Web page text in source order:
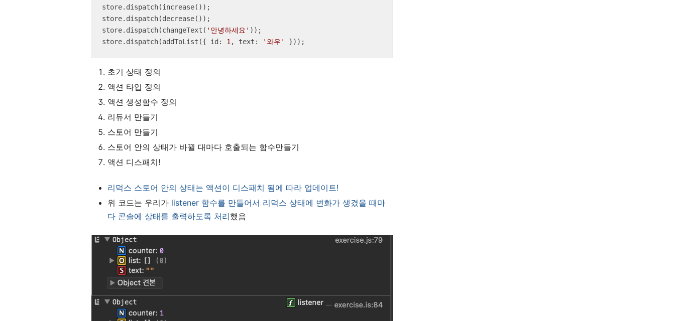
store.dispatch(increase());
store.dispatch(decrease());
store.dispatch(changeText( '안녕하세요' ));
store.dispatch(addToList({ id : 1 , text : '와우' }));
초기 상태 정의
액션 타입 정의
액션 생성함수 정의
리듀서 만들기
스토어 만들기
스토어 안의 상태가 바뀔 대마다 호출되는 함수만들기
액션 디스패치!
리덕스 스토어 안의 상태는 액션이 디스패치 됨에 따라 업데이트!
위 코드는 우리가 listener 함수를 만들어서 리덕스 상태에 변화가 생겼을 때마
다 콘솔에 상태를 출력하도록 처리했음